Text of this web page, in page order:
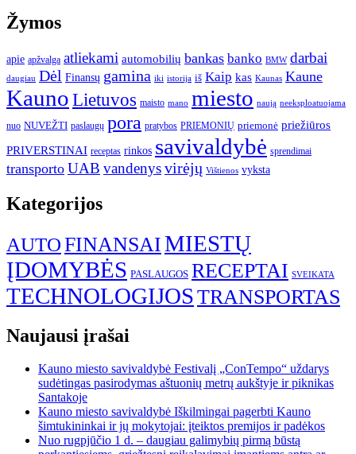
Žymos
apie apžvalga atliekami automobilių bankas banko BMW darbai
daugiau Dėl Finansų gamina iki istorija iš Kaip kas Kaunas Kaune
KaunoLietuvos maisto mano miesto naują neeksploatuojama
nuo NUVEŽTI paslaugų pora pratybos PRIEMONIŲ priemonė priežiūros
PRIVERSTINAI receptas rinkos savivaldybė sprendimai
transporto UAB vandenysvirėjų Vištienos vyksta
Kategorijos
AUTOFINANSAIMIESTŲ
ĮDOMYBĖS PASLAUGOS RECEPTAI SVEIKATA
TECHNOLOGIJOSTRANSPORTAS
Naujausi įrašai
Kauno miesto savivaldybė Festivalį „ConTempo“ uždarys
sudėtingas pasirodymas aštuonių metrų aukštyje ir piknikas
Santakoje
Kauno miesto savivaldybė Iškilmingai pagerbti Kauno
šimtukininkai ir jų mokytojai: įteiktos premijos ir padėkos
Nuo rugpjūčio 1 d. – daugiau galimybių pirmą būstą